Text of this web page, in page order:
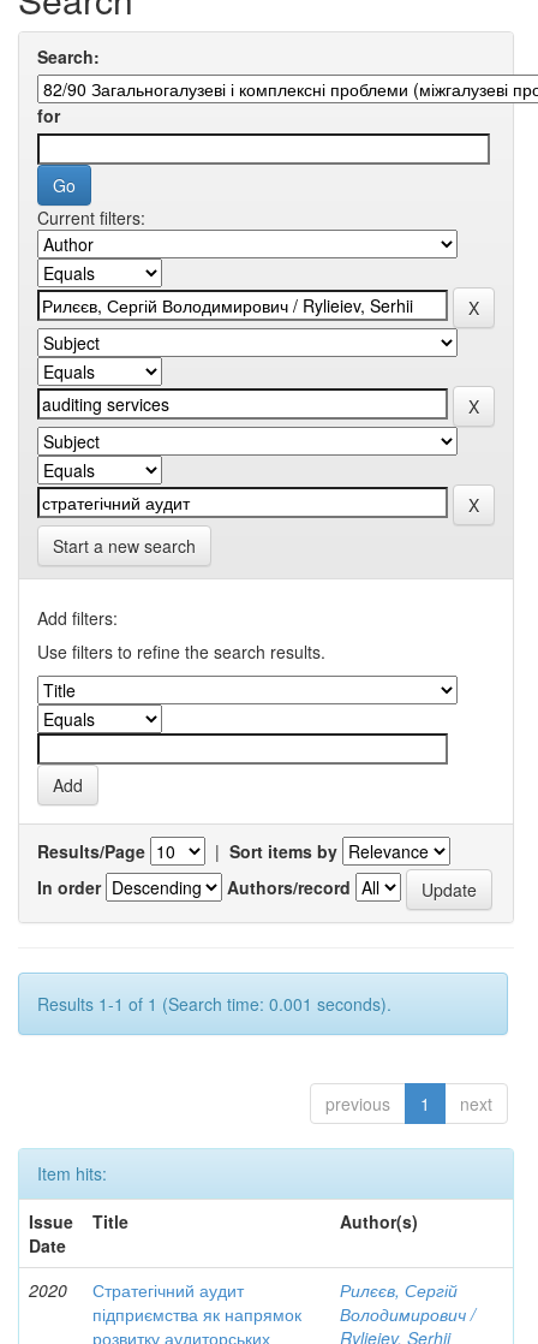
Search:
for
Current filters:
Start a new search
Add filters:
Use filters to refine the search results.
Results/Page | Sort items by
In order
Authors/record
Results 1-1 of 1 (Search time: 0.001 seconds).
previous 1 next
Item hits:
Issue
Date
Title Author(s)
2020
Стратегічний аудит
підприємства як напрямок
розвитку аудиторських
Рилєєв, Сергій
Володимирович /
Rylieiev, Serhii